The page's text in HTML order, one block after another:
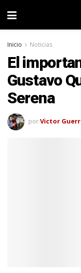
Inicio Noticias
El
Gustavo
Serena
porVictor